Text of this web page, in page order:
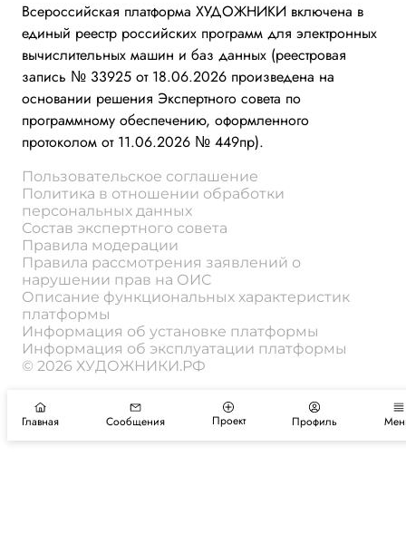
Всероссийская платформа ХУДОЖНИКИ включена в
единый реестр российских программ для электронных
вычислительных машин и баз данных (реестровая
запись № 33925 от 18.06.2026 произведена на
основании решения Экспертного совета по
программному обеспечению, оформленного
протоколом от 11.06.2026 № 449пр).
Пользовательское соглашение
Политика в отношении обработки
персональных данных
Состав экспертного совета
Правила модерации
Правила рассмотрения заявлений о
нарушении прав на ОИС
Описание функциональных характеристик
платформы
Информация об установке платформы
Информация об эксплуатации платформы
© 2026 ХУДОЖНИКИ.РФ
Главная Сообщения Проект Профиль